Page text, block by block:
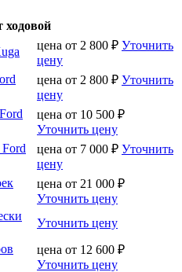
ходовой
цена от 2 800 ₽ Уточнить
цену
цена от 2 800 ₽ Уточнить
цену
цена от 10 500 ₽
Уточнить цену
цена от 7 000 ₽ Уточнить
цену
цена от 21 000 ₽
Уточнить цену
Уточнить цену
цена от 12 600 ₽
Уточнить цену